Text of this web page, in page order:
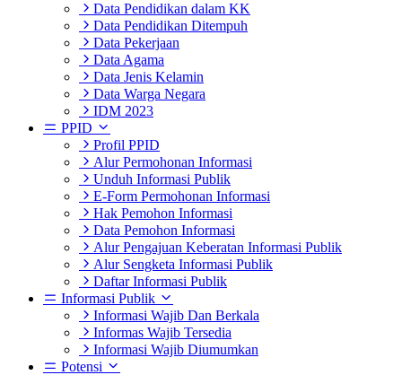
Data Pendidikan dalam KK
Data Pendidikan Ditempuh
Data Pekerjaan
Data Agama
Data Jenis Kelamin
Data Warga Negara
IDM 2023
PPID
Profil PPID
Alur Permohonan Informasi
Unduh Informasi Publik
E-Form Permohonan Informasi
Hak Pemohon Informasi
Data Pemohon Informasi
Alur Pengajuan Keberatan Informasi Publik
Alur Sengketa Informasi Publik
Daftar Informasi Publik
Informasi Publik
Informasi Wajib Dan Berkala
Informas Wajib Tersedia
Informasi Wajib Diumumkan
Potensi